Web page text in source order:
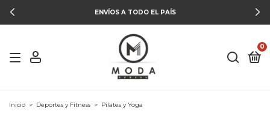
ENVÍOS A TODO EL PAÍS
0
Inicio > Deportes y Fitness > Pilates y Yoga